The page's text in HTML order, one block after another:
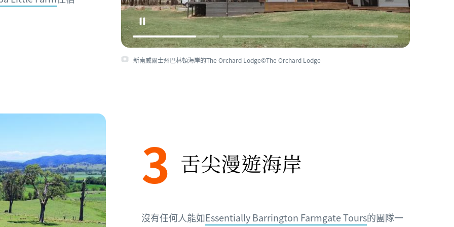
新南威爾士州巴林頓海岸的The Orchard Lodge©The Orchard Lodge
3 舌尖漫遊海岸
沒有任何人能如Essentially Barrington Farmgate Tours的團隊一